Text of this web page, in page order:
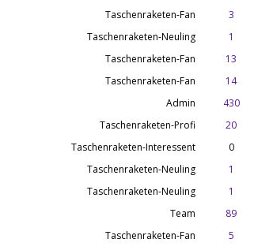
Taschenraketen-Fan
3
Taschenraketen-Neuling
1
Taschenraketen-Fan
13
Taschenraketen-Fan
14
Admin
430
Taschenraketen-Profi
20
Taschenraketen-Interessent
0
Taschenraketen-Neuling
1
Taschenraketen-Neuling
1
Team
89
Taschenraketen-Fan
5